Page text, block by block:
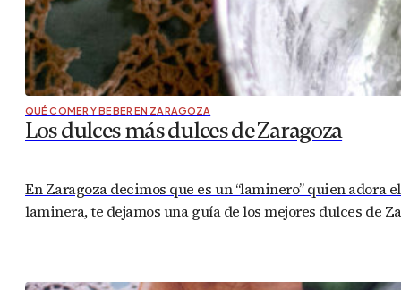
QUÉ COMER Y BEBER EN ZARAGOZA
Los dulces más dulces de Zaragoza
En Zaragoza decimos que es un “laminero” quien adora
laminera, te dejamos una guía de los mejores dulces de